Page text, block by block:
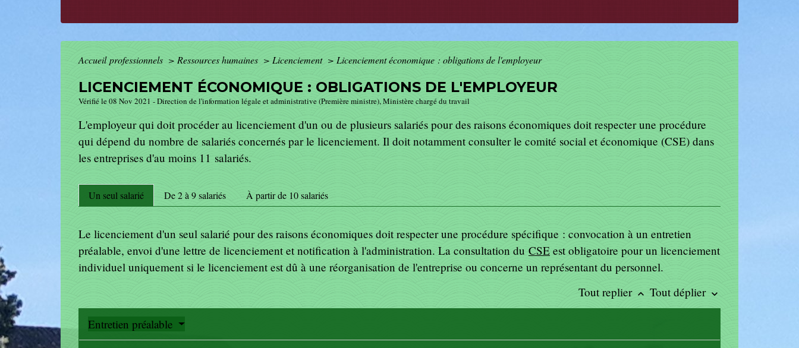
Accueil professionnels > Ressources humaines > Licenciement > Licenciement économique : obligations de l'employeur
LICENCIEMENT ÉCONOMIQUE : OBLIGATIONS DE L'EMPLOYEUR
Vérifié le 08 Nov 2021 - Direction de l'information légale et administrative (Première ministre), Ministère chargé du travail
L'employeur qui doit procéder au licenciement d'un ou de plusieurs salariés pour des raisons économiques doit respecter une procédure
qui dépend du nombre de salariés concernés par le licenciement. Il doit notamment consulter le comité social et économique (CSE) dans
les entreprises d'au moins 11 salariés.
Un seul salarié De 2 à 9 salariés À partir de 10 salariés
Le licenciement d'un seul salarié pour des raisons économiques doit respecter une procédure spécifique : convocation à un entretien
préalable, envoi d'une lettre de licenciement et notification à l'administration. La consultation du CSE est obligatoire pour un licenciement
individuel uniquement si le licenciement est dû à une réorganisation de l'entreprise ou concerne un représentant du personnel.
Tout replier keyboard_arrow_up Tout déplier keyboard_arrow_down
Entretien préalable